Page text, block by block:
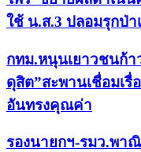
ใช้ น.ส.3 ปลอมรุกป่า
กทม.หนุนเยาวชนก้า
ดุสิต”สะพานเชื่อมเรื่
อันทรงคุณค่า
รองนายกฯ-รมว.พา